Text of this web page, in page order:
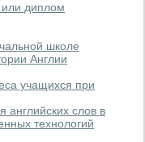
или диплом
школе
Англии
учащихся при
слов в
технологий